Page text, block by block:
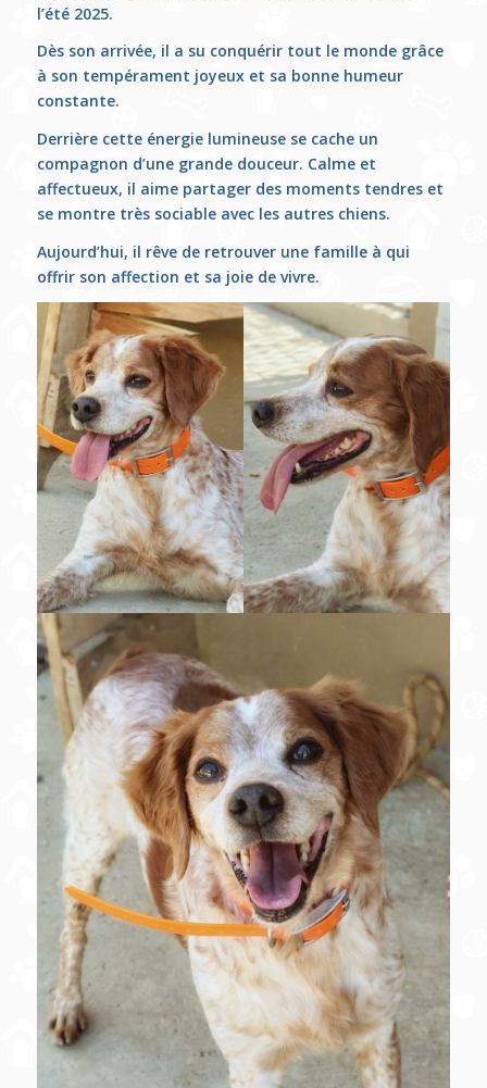
l’été 2025.
Dès son arrivée, il a su conquérir tout le monde grâce
à son tempérament joyeux et sa bonne humeur
constante.
Derrière cette énergie lumineuse se cache un
compagnon d’une grande douceur. Calme et
affectueux, il aime partager des moments tendres et
se montre très sociable avec les autres chiens.
Aujourd’hui, il rêve de retrouver une famille à qui
offrir son affection et sa joie de vivre.